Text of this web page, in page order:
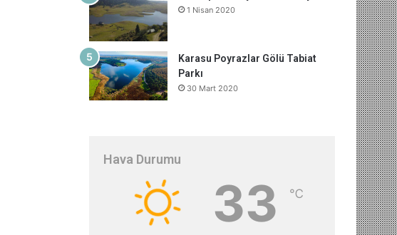
1 Nisan 2020
Karasu Poyrazlar Gölü Tabiat
Parkı
30 Mart 2020
Hava Durumu
33 ℃